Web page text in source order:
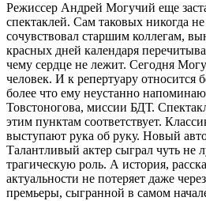
Режиссер Андрей Могучий еще
спектаклей. Сам таковых никогда
сочувствовал старшим коллегам,
красных дней календаря
чему сердце не лежит. Сегодня
человек. И к репертуару
более что ему неустанно
Товстоногова, миссии БДТ.
этим пунктам соответствует.
выступают рука об руку. Новый
Талантливый актер сыграл чуть не
трагическую роль. А история,
актуальности не потеряет даже
премьеры, сыгранной в самом